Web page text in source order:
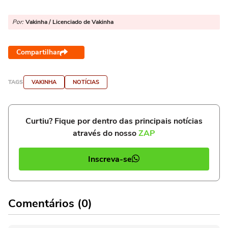
Por: Vakinha / Licenciado de Vakinha
Compartilhar
TAGS VAKINHA NOTÍCIAS
Curtiu? Fique por dentro das principais notícias
através do nossoZAP
Inscreva-se
Comentários (0)